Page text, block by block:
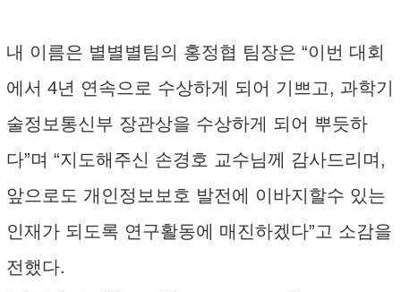
내 이름은 별별별팀의 홍정협 팀장은 “이번 대회
에서 4년 연속으로 수상하게 되어 기쁘고, 과학기
술정보통신부 장관상을 수상하게 되어 뿌듯하
다”며 “지도해주신 손경호 교수님께 감사드리며,
앞으로도 개인정보보호 발전에 이바지할수 있는
인재가 되도록 연구활동에 매진하겠다”고 소감을
전했다.